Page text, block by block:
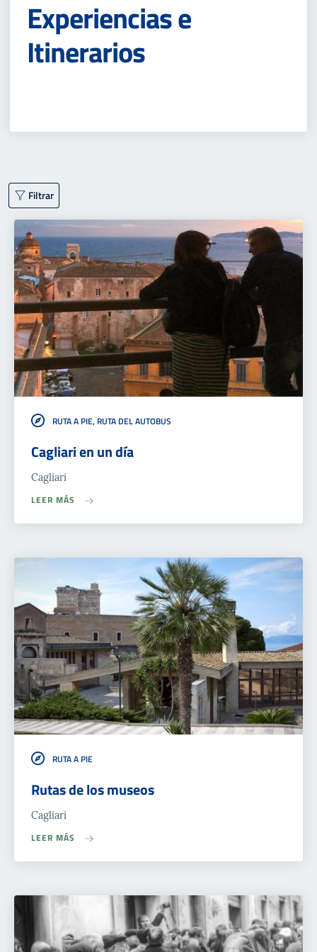
Experiencias e
Itinerarios
Filtrar
RUTA A PIE, RUTA DEL AUTOBUS
Cagliari en un día
Cagliari
LEER MÁS
RUTA A PIE
Rutas de los museos
Cagliari
LEER MÁS